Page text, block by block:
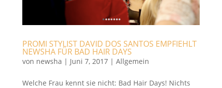
PROMI STYLIST DAVID DOS SANTOS EMPFIEHLT
NEWSHA FÜR BAD HAIR DAYS
von newsha | Juni 7, 2017| Allgemein
Welche Frau kennt sie nicht: Bad Hair Days! Nichts